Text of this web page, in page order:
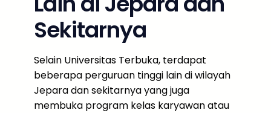
Sekitarnya
Selain Universitas Terbuka, terdapat
beberapa perguruan tinggi lain di wilayah
Jepara dan sekitarnya yang juga
membuka program kelas karyawan atau